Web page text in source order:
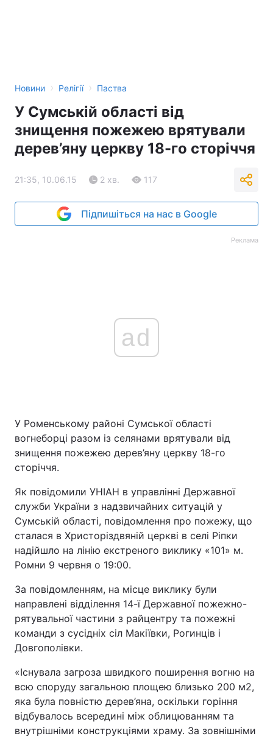
Новини › Релігії › Паства
У Сумській області від
знищення пожежею врятували
дерев’яну церкву 18-го сторіччя
21:35, 10.06.15 2 хв. 117
Підпишіться на нас в Google
Реклама
ad
У Роменському районі Сумської області
вогнеборці разом із селянами врятували від
знищення пожежею дерев’яну церкву 18-го
сторіччя.
Як повідомили УНІАН в управлінні Державної
служби України з надзвичайних ситуацій у
Сумській області, повідомлення про пожежу, що
сталася в Христоріздвяній церкві в селі Ріпки
надійшло на лінію екстреного виклику «101» м.
Ромни 9 червня о 19:00.
За повідомленням, на місце виклику були
направлені відділення 14-ї Державної пожежно-
рятувальної частини з райцентру та пожежні
команди з сусідніх сіл Макіївки, Рогинців і
Довгополівки.
«Існувала загроза швидкого поширення вогню на
всю споруду загальною площею близько 200 м2,
яка була повністю дерев’яна, оскільки горіння
відбувалось всередині між облицюванням та
внутрішніми конструкціями храму. За зовнішніми